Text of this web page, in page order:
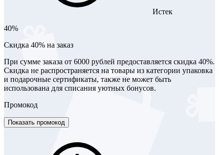
Истек
40%
Скидка 40% на заказ
При сумме заказа от 6000 рублей предоставляется скидка 40%.
Скидка не распространяется на товары из категории упаковка
и подарочные сертификаты, также не может быть
использована для списания уютных бонусов.
Промокод
Показать промокод